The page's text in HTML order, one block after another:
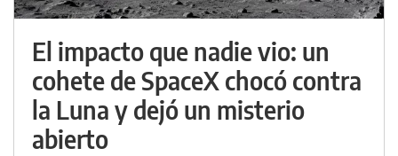
El impacto que nadie vio: un
cohete de SpaceX chocó contra
la Luna y dejó un misterio
abierto